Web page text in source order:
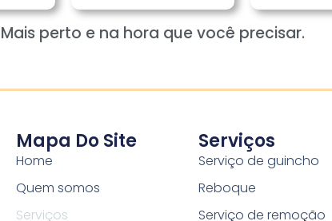
Mais perto e na hora que você precisar.
Mapa Do Site
Home
Quem somos
Serviços
Serviços
Serviço de guincho
Reboque
Serviço de remoção